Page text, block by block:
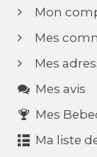
Mon
Mes
Mes
Mes avis
Mes
Ma liste